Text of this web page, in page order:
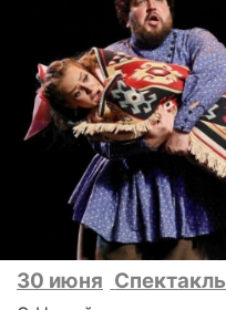
30 июня